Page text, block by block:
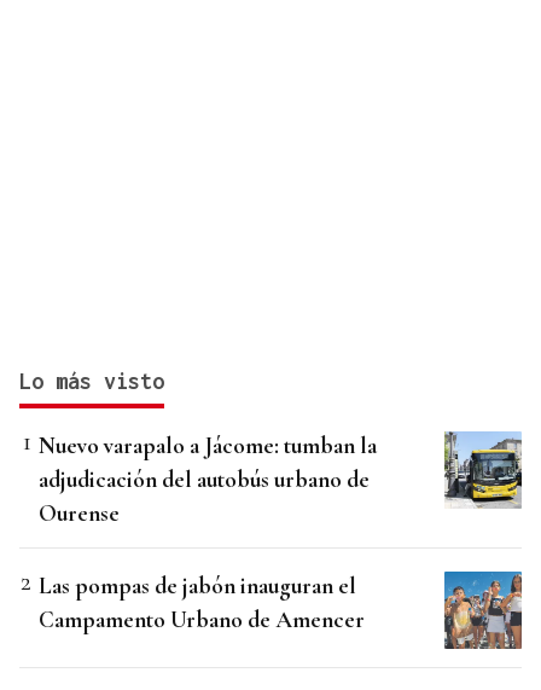
Lo más visto
Nuevo varapalo a Jácome: tumban la
adjudicación del autobús urbano de
Ourense
Las pompas de jabón inauguran el
Campamento Urbano de Amencer